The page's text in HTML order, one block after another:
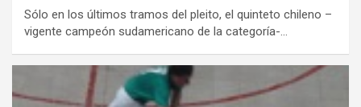
Sólo en los últimos tramos del pleito, el quinteto chileno –
vigente campeón sudamericano de la categoría-…